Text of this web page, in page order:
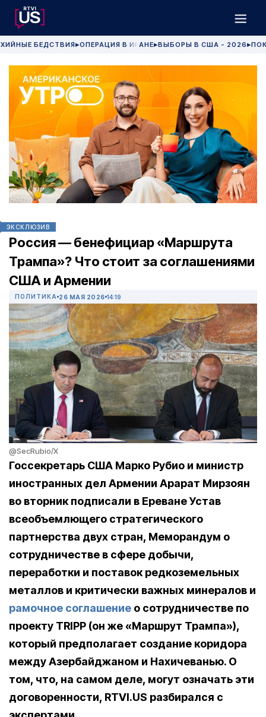
БЕДСТВИЯ▶ОПЕРАЦИЯ В ИРАНЕ▶ВЫБОРЫ В США - 2026 ▶
ЭКСКЛЮЗИВ
Россия — бенефициар «Маршрута
Трампа»? Что стоит за соглашениями
США и Армении
ПОЛИТИКА 26 МАЯ 2026 14:19
@SecRubio/X
Госсекретарь США Марко Рубио и министр
иностранных дел Армении Арарат Мирзоян
во вторник подписали в Ереване Устав
всеобъемлющего стратегического
партнерства двух стран, Меморандум о
сотрудничестве в сфере добычи,
переработки и поставок редкоземельных
металлов и критически важных минералов и
рамочное соглашение о сотрудничестве по
проекту TRIPP (он же «Маршрут Трампа»),
который предполагает создание коридора
между Азербайджаном и Нахичеванью. О
том, что, на самом деле, могут означать эти
договоренности, RTVI.US разбирался с